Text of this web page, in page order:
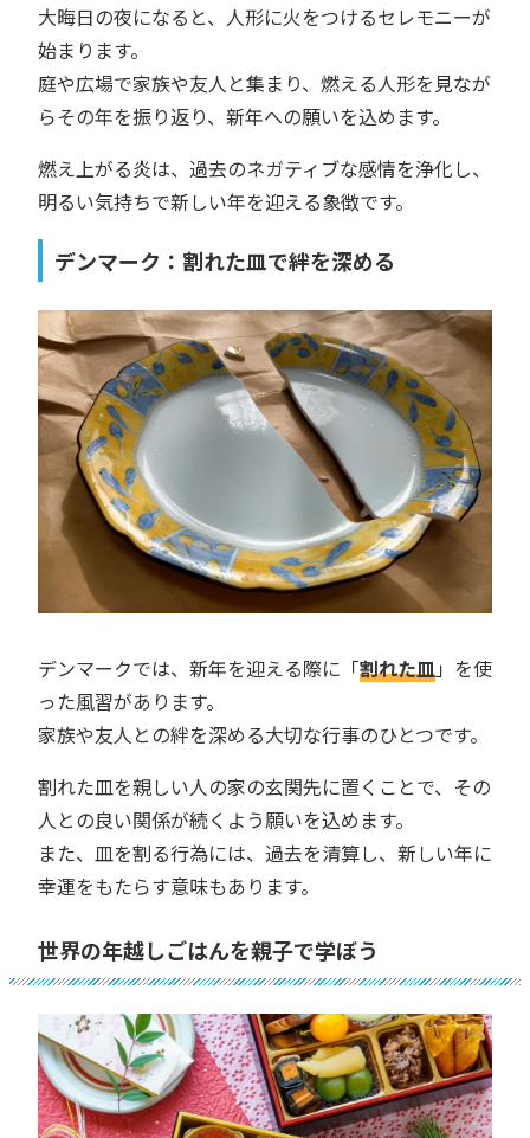
大晦日の夜になると、人形に火をつけるセレモニーが
始まります。
庭や広場で家族や友人と集まり、燃える人形を見なが
らその年を振り返り、新年への願いを込めます。
燃え上がる炎は、過去のネガティブな感情を浄化し、
明るい気持ちで新しい年を迎える象徴です。
デンマーク：割れた皿で絆を深める
デンマークでは、新年を迎える際に「割れた皿」を使
った風習があります。
家族や友人との絆を深める大切な行事のひとつです。
割れた皿を親しい人の家の玄関先に置くことで、その
人との良い関係が続くよう願いを込めます。
また、皿を割る行為には、過去を清算し、新しい年に
幸運をもたらす意味もあります。
世界の年越しごはんを親子で学ぼう